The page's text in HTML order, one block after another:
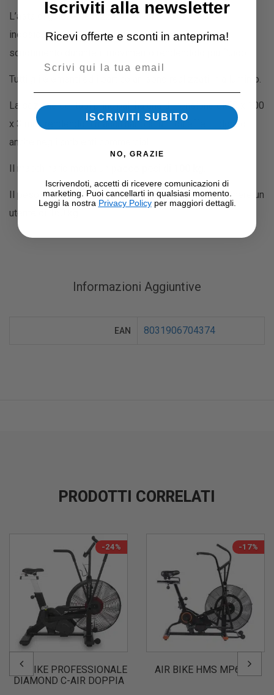
L’asta di guida è realizzata con un tubo in acciaio
inossidabile da 25 x 2,0 mm, che riduce il grado di
scuotimento durante il movimento rendendolo più fluido.
Tutti gli elementi ed i particolari sono realizzati in alluminio.
La sezione dei tubi principali ha una dimensione di 50 x 100
x 3 mm, rendendo il macchinario a tutti gli effetti idoneo
anche negli ambienti commerciali.
Il macchinario monta un
Il peso netto della macchina è di 213 kg e può sostenere un
utente di 160 kg.
Informazioni Aggiuntive
EAN 8031906704374
PRODOTTI CORRELATI
-24%
AIR BIKE PROFESSIONALE
DIAMOND C-AIR DOPPIA
-17%
AIR BIKE HMS MP6548
Iscriviti alla newsletter
Ricevi offerte e sconti in anteprima!
ISCRIVITI SUBITO
NO, GRAZIE
Iscrivendoti, accetti di ricevere comunicazioni di
marketing. Puoi cancellarti in qualsiasi momento.
Leggi la nostra Privacy Policyper maggiori dettagli.